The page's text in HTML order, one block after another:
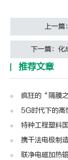
上一篇
下一篇：
推荐文章
疯狂的“隔膜
5G时代下的高性
特种工程塑料
携干法电极制造
联净电磁加热辊